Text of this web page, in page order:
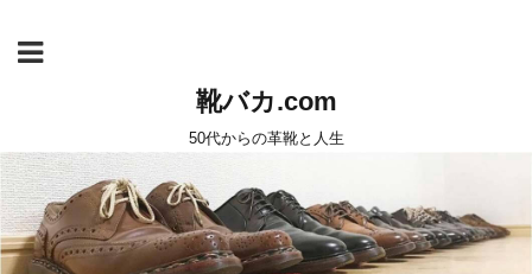
靴バカ.com
50代からの革靴と人生